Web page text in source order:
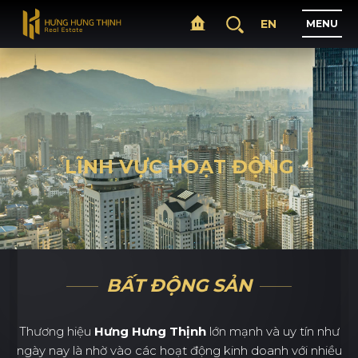
TRANG CHỦ
GIỚI THIỆU
DỰ ÁN
H VỰ C HOẠ T ĐỘ
TI N TỨC
EN MENU
LĨNH VỰC HOẠT ĐỘNG
BẤT ĐỘNG SẢN
Thương hiệu Hưng Hưng Thịnh lớn mạnh và uy tín như
ngày nay là nhờ vào các hoạt động kinh doanh với nhiều